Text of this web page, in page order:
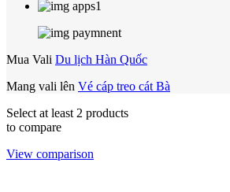
Mua Vali Du lịch Hàn Quốc
Mang vali lên Vé cáp treo cát Bà
Select at least 2 products
to compare
View comparison